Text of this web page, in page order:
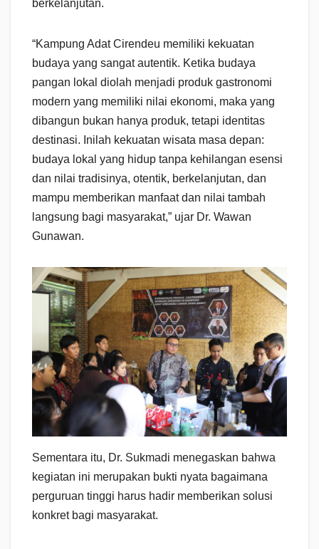
berkelanjutan.
“Kampung Adat Cirendeu memiliki kekuatan
budaya yang sangat autentik. Ketika budaya
pangan lokal diolah menjadi produk gastronomi
modern yang memiliki nilai ekonomi, maka yang
dibangun bukan hanya produk, tetapi identitas
destinasi. Inilah kekuatan wisata masa depan:
budaya lokal yang hidup tanpa kehilangan esensi
dan nilai tradisinya, otentik, berkelanjutan, dan
mampu memberikan manfaat dan nilai tambah
langsung bagi masyarakat,” ujar Dr. Wawan
Gunawan.
Sementara itu, Dr. Sukmadi menegaskan bahwa
kegiatan ini merupakan bukti nyata bagaimana
perguruan tinggi harus hadir memberikan solusi
konkret bagi masyarakat.